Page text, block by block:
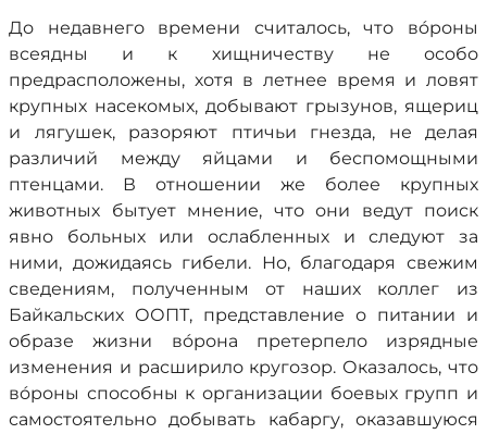
До недавнего времени считалось, что вóроны
всеядны и к хищничеству не особо
предрасположены, хотя в летнее время и ловят
крупных насекомых, добывают грызунов, ящериц
и лягушек, разоряют птичьи гнезда, не делая
различий между яйцами и беспомощными
птенцами. В отношении же более крупных
животных бытует мнение, что они ведут поиск
явно больных или ослабленных и следуют за
ними, дожидаясь гибели. Но, благодаря свежим
сведениям, полученным от наших коллег из
Байкальских ООПТ, представление о питании и
образе жизни вóрона претерпело изрядные
изменения и расширило кругозор. Оказалось, что
вóроны способны к организации боевых групп и
самостоятельно добывать кабаргу, оказавшуюся